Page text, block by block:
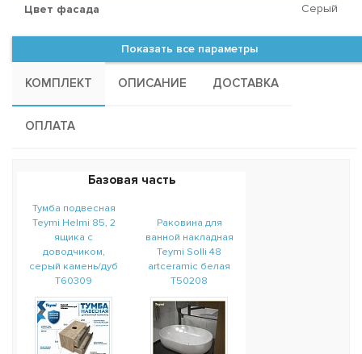
Цвет фасада Серый
Показать все параметры
КОМПЛЕКТ ОПИСАНИЕ ДОСТАВКА
ОПЛАТА
Базовая часть
Тумба подвесная
Teymi Helmi 85, 2
ящика с
доводчиком,
серый камень/дуб
T60309
Раковина для
ванной накладная
Teymi Solli 48
artceramic белая
T50208